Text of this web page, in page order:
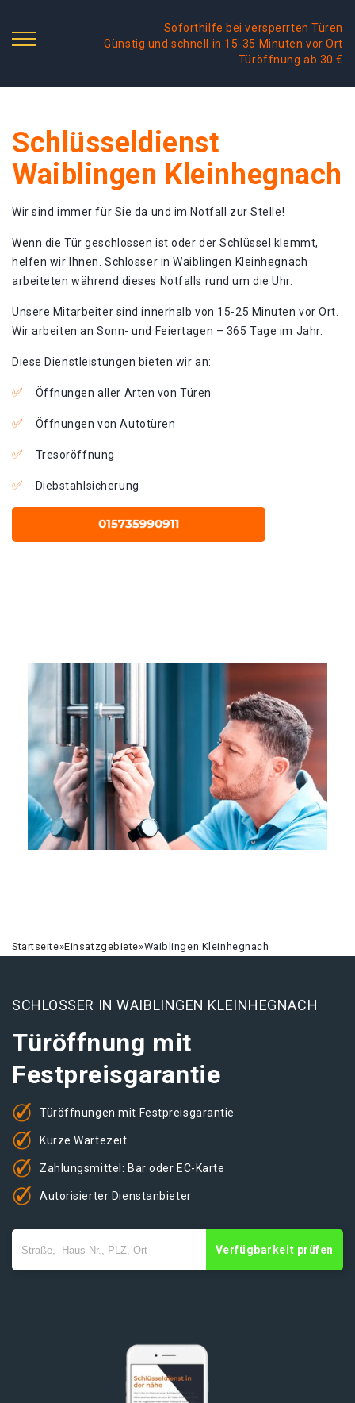
Soforthilfe bei versperrten Türen
Günstig und schnell in 15-35 Minuten vor Ort
Türöffnung ab 30 €
Schlüsseldienst
Waiblingen Kleinhegnach
Wir sind immer für Sie da und im Notfall zur Stelle!
Wenn die Tür geschlossen ist oder der Schlüssel klemmt,
helfen wir Ihnen. Schlosser in Waiblingen Kleinhegnach
arbeiteten während dieses Notfalls rund um die Uhr.
Unsere Mitarbeiter sind innerhalb von 15-25 Minuten vor Ort.
Wir arbeiten an Sonn- und Feiertagen – 365 Tage im Jahr.
Diese Dienstleistungen bieten wir an:
Öffnungen aller Arten von Türen
Öffnungen von Autotüren
Tresoröffnung
Diebstahlsicherung
Startseite»Einsatzgebiete»Waiblingen Kleinhegnach
SCHLOSSER IN WAIBLINGEN KLEINHEGNACH
Türöffnung mit
Festpreisgarantie
Türöffnungen mit Festpreisgarantie
Kurze Wartezeit
Zahlungsmittel: Bar oder EC-Karte
Autorisierter Dienstanbieter
Verfügbarkeit prüfen